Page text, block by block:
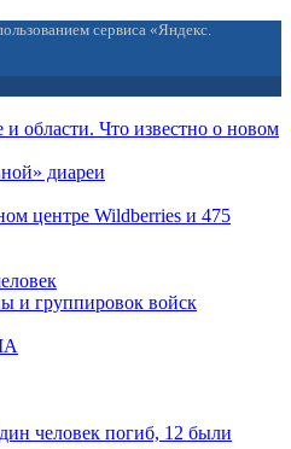
сервиса «Яндекс.
области. Что известно о новом
диареи
центре Wildberries и 475
и группировок войск
человек погиб, 12 были